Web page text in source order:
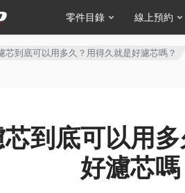
零件目錄 線上預約
芯到底可以用多久？用得久就是好濾芯嗎？
到底可以用
好濾芯嗎